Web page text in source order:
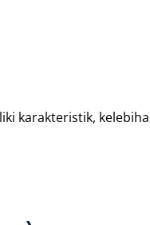
karakteristik,